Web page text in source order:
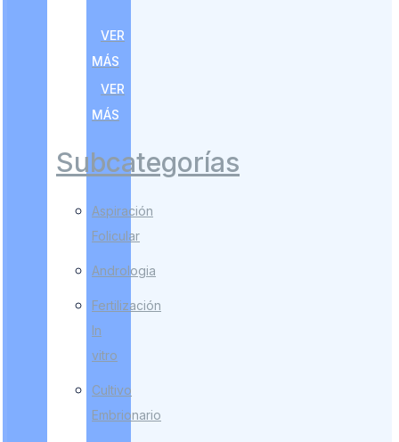
VER
MÁS
VER
MÁS
Subcategorías
Aspiración
Folicular
Andrologia
Fertilización
In
vitro
Cultivo
Embrionario